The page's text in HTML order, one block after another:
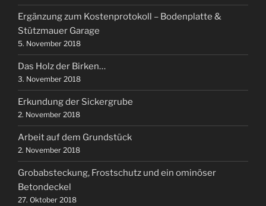
Ergänzung zum Kostenprotokoll – Bodenplatte &
Stützmauer Garage
5. November 2018
Das Holz der Birken…
3. November 2018
Erkundung der Sickergrube
2. November 2018
Arbeit auf dem Grundstück
2. November 2018
Grobabsteckung, Frostschutz und ein ominöser
Betondeckel
27. Oktober 2018